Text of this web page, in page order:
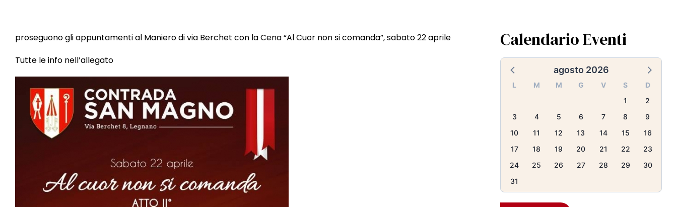
proseguono gli appuntamenti al Maniero di via Berchet con la Cena “Al Cuor non si comanda”, sabato 22 aprile
Tutte le info nell’allegato
Calendario Eventi
agosto 2026
L M M G V S
D
1
2
3
4 5 6 7 8
9
10
11 12 13 14 15
16
17
18 19 20 21 22
23
24
25 26 27 28 29
30
31